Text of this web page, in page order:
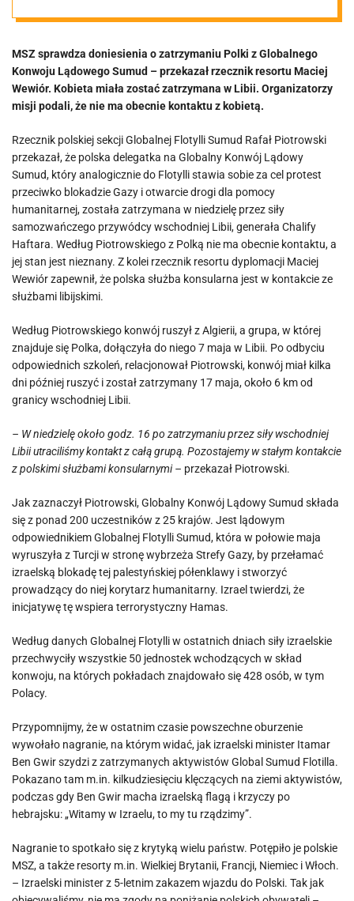
pomocowej dla
Strefy Gazy
MSZ sprawdza doniesienia o zatrzymaniu Polki z Globalnego
Konwoju Lądowego Sumud – przekazał rzecznik resortu Maciej
Wewiór. Kobieta miała zostać zatrzymana w Libii. Organizatorzy
misji podali, że nie ma obecnie kontaktu z kobietą.
Rzecznik polskiej sekcji Globalnej Flotylli Sumud Rafał Piotrowski
przekazał, że polska delegatka na Globalny Konwój Lądowy
Sumud, który analogicznie do Flotylli stawia sobie za cel protest
przeciwko blokadzie Gazy i otwarcie drogi dla pomocy
humanitarnej, została zatrzymana w niedzielę przez siły
samozwańczego przywódcy wschodniej Libii, generała Chalify
Haftara. Według Piotrowskiego z Polką nie ma obecnie kontaktu, a
jej stan jest nieznany. Z kolei rzecznik resortu dyplomacji Maciej
Wewiór zapewnił, że polska służba konsularna jest w kontakcie ze
służbami libijskimi.
Według Piotrowskiego konwój ruszył z Algierii, a grupa, w której
znajduje się Polka, dołączyła do niego 7 maja w Libii. Po odbyciu
odpowiednich szkoleń, relacjonował Piotrowski, konwój miał kilka
dni później ruszyć i został zatrzymany 17 maja, około 6 km od
granicy wschodniej Libii.
– W niedzielę około godz. 16 po zatrzymaniu przez siły wschodniej
Libii utraciliśmy kontakt z całą grupą. Pozostajemy w stałym kontakcie
z polskimi służbami konsularnymi – przekazał Piotrowski.
Jak zaznaczył Piotrowski, Globalny Konwój Lądowy Sumud składa
się z ponad 200 uczestników z 25 krajów. Jest lądowym
odpowiednikiem Globalnej Flotylli Sumud, która w połowie maja
wyruszyła z Turcji w stronę wybrzeża Strefy Gazy, by przełamać
izraelską blokadę tej palestyńskiej półenklawy i stworzyć
prowadzący do niej korytarz humanitarny. Izrael twierdzi, że
inicjatywę tę wspiera terrorystyczny Hamas.
Według danych Globalnej Flotylli w ostatnich dniach siły izraelskie
przechwyciły wszystkie 50 jednostek wchodzących w skład
konwoju, na których pokładach znajdowało się 428 osób, w tym
Polacy.
Przypomnijmy, że w ostatnim czasie powszechne oburzenie
wywołało nagranie, na którym widać, jak izraelski minister Itamar
Ben Gwir szydzi z zatrzymanych aktywistów Global Sumud Flotilla.
Pokazano tam m.in. kilkudziesięciu klęczących na ziemi aktywistów,
podczas gdy Ben Gwir macha izraelską flagą i krzyczy po
hebrajsku: „Witamy w Izraelu, to my tu rządzimy”.
Nagranie to spotkało się z krytyką wielu państw. Potępiło je polskie
MSZ, a także resorty m.in. Wielkiej Brytanii, Francji, Niemiec i Włoch.
– Izraelski minister z 5-letnim zakazem wjazdu do Polski. Tak jak